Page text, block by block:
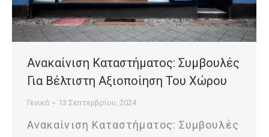
Ανακαίνιση Καταστήματος: Συμβουλές
Για Βέλτιστη Αξιοποίηση Του Χώρου
Γενικά 13 Σεπτεμβρίου, 2024
Ανακαίνιση Καταστήματος: Συμβουλές